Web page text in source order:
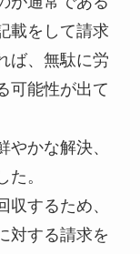
載をして請求
ば、無駄に労
可能性が出て
かな解決、
。
するため、
対する請求を